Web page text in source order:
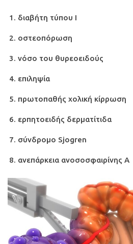
διαβήτη τύπου Ι
οστεοπόρωση
νόσο του θυρεοειδούς
επιληψία
πρωτοπαθής χολική κίρρωση
ερπητοειδής δερματίτιδα
σύνδρομο Sjogren
ανεπάρκεια ανοσοσφαιρίνης Α